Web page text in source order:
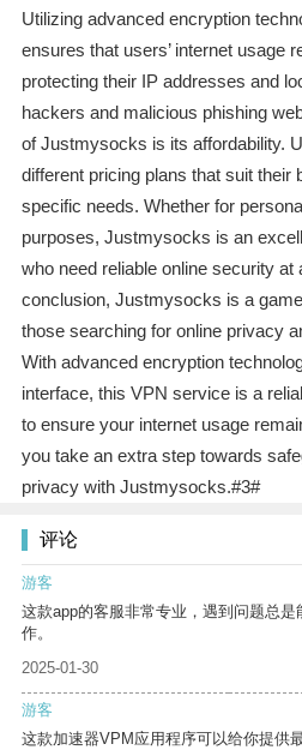
Utilizing advanced encryption
ensures that users’ internet usage
protecting their IP addresses and
hackers and malicious phishing
of Justmysocks is its affordability.
different pricing plans that suit their
specific needs. Whether for
purposes, Justmysocks is an
who need reliable online security at
conclusion, Justmysocks is a
those searching for online privacy
With advanced encryption
interface, this VPN service is a
to ensure your internet usage
you take an extra step towards
privacy with Justmysocks.#3#
评论
游客
这款app的客服非常专业，遇到问题总
作。
2025-01-30
游客
这款加速器VPM应用程序可以给你提供